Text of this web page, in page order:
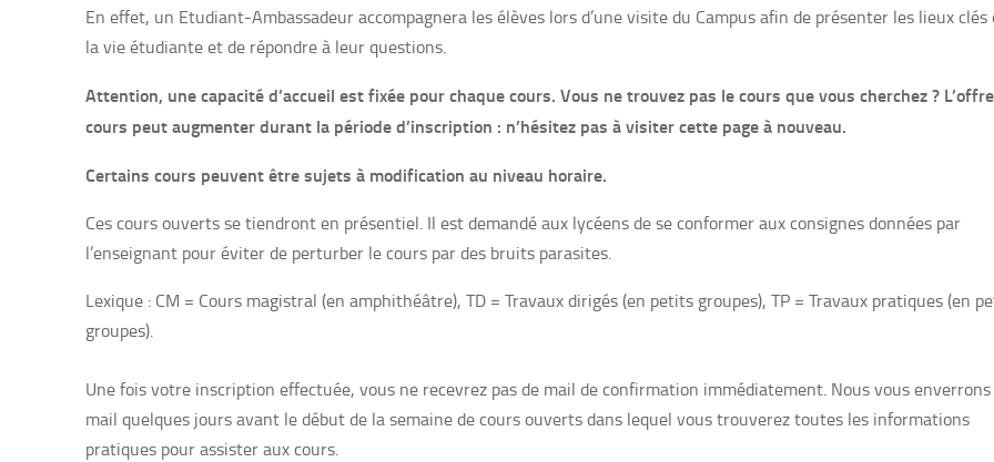
En effet, un Etudiant-Ambassadeur accompagnera les élèves lors d’une visite du Campus afin de présenter les lieux clés
la vie étudiante et de répondre à leur questions.
Attention, une capacité d’accueil est fixée pour chaque cours. Vous ne trouvez pas le cours que vous cherchez ?
cours peut augmenter durant la période d’inscription : n’hésitez pas à visiter cette page à nouveau.
Certains cours peuvent être sujets à modification au niveau horaire.
Ces cours ouverts se tiendront en présentiel. Il est demandé aux lycéens de se conformer aux consignes données par
l’enseignant pour éviter de perturber le cours par des bruits parasites.
Lexique : CM = Cours magistral (en amphithéâtre), TD = Travaux dirigés (en petits groupes), TP = Travaux pratiques (en
groupes).
Une fois votre inscription effectuée, vous ne recevrez pas de mail de confirmation immédiatement. Nous vous
mail quelques jours avant le début de la semaine de cours ouverts dans lequel vous trouverez toutes les informations
pratiques pour assister aux cours.